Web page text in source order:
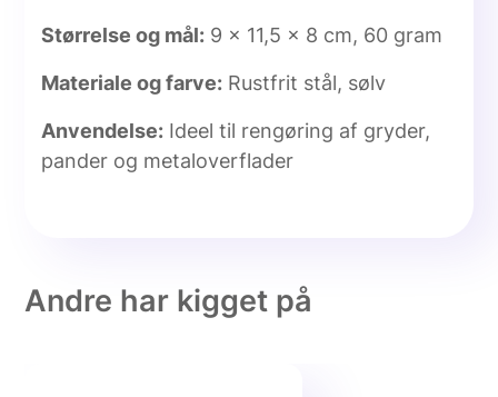
Størrelse og mål: 9 x 11,5 x 8 cm, 60 gram
Materiale og farve: Rustfrit stål, sølv
Anvendelse: Ideel til rengøring af gryder,
pander og metaloverflader
Andre har kigget på